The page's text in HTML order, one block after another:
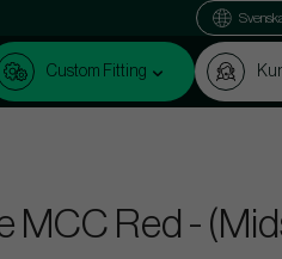
Custom Fitting
MCC Red -